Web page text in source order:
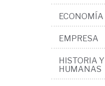
ECONOMÍA
EMPRESA
HISTORIA
HUMANAS